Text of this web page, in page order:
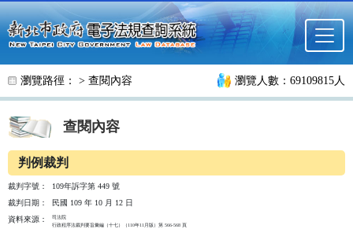
跳至主要內容
瀏覽路徑： > 查閱內容 瀏覽人數：69109815人
查閱內容
判例裁判
裁判字號：
109年訴字第 449 號
裁判日期：
民國 109 年 10 月 12 日
資料來源：
司法院
行政程序法裁判要旨彙編（十七）（110年11月版）第 566-568 頁